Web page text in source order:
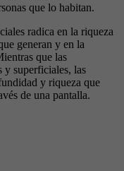
que lo habitan.
radica en la riqueza
generan y en la
que las
y superficiales, las
y riqueza que
de una pantalla.